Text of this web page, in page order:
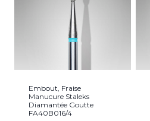
Embout, Fraise
Manucure Staleks
Diamantée Goutte
FA40B016/4